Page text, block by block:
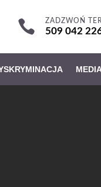
 ZADZWOŃ
509 042